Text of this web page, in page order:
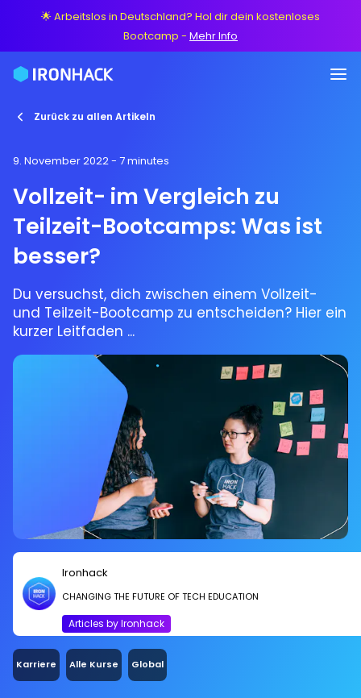
🌟 Arbeitslos in Deutschland? Hol dir dein kostenloses
Bootcamp - Mehr Info
Zurück zu allen Artikeln
9. November 2022- 7 minutes
Vollzeit- im Vergleich zu
Teilzeit-Bootcamps: Was ist
besser?
Du versuchst, dich zwischen einem Vollzeit-
und Teilzeit-Bootcamp zu entscheiden? Hier ein
kurzer Leitfaden ...
Ironhack
CHANGING THE FUTURE OF TECH EDUCATION
Articles by Ironhack
Karriere Alle Kurse Global